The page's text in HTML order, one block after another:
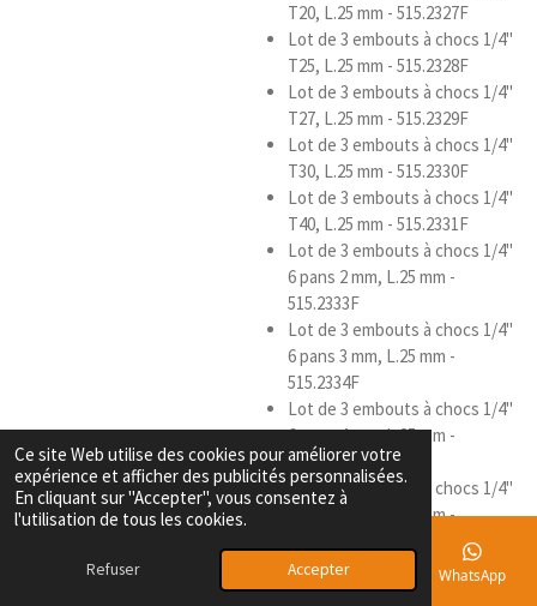
Ce site Web utilise des cookies pour améliorer votre
expérience et afficher des publicités personnalisées.
En cliquant sur "Accepter", vous consentez à
l'utilisation de tous les cookies.
Refuser Accepter
T20, L.25 mm - 515.2327F
Lot de 3 embouts à chocs 1/4''
T25, L.25 mm - 515.2328F
Lot de 3 embouts à chocs 1/4''
T27, L.25 mm - 515.2329F
Lot de 3 embouts à chocs 1/4''
T30, L.25 mm - 515.2330F
Lot de 3 embouts à chocs 1/4''
T40, L.25 mm - 515.2331F
Lot de 3 embouts à chocs 1/4''
6 pans 2 mm, L.25 mm -
515.2333F
Lot de 3 embouts à chocs 1/4''
6 pans 3 mm, L.25 mm -
515.2334F
Lot de 3 embouts à chocs 1/4''
6 pans 4 mm, L.25 mm -
515.2335F
Lot de 3 embouts à chocs 1/4''
6 pans 5 mm, L.25 mm -
Lot de 3 embouts à chocs 1/4''
6 pans 6 mm, L.25 mm -
Téléphone Facebook WhatsApp